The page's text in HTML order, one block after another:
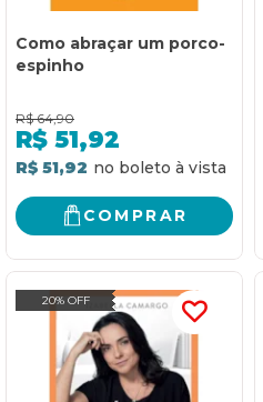
Como abraçar um porco-
espinho
R$ 64,90
R$ 51,92
R$ 51,92
COMPRAR
20% OFF